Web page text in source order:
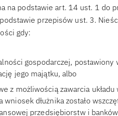
na podstawie art. 14 ust. 1 do
przepisów ust. 3.
gdy:
gospodarczej, postawiony
jego majątku, albo
z możliwością zawarcia
wniosek dłużnika zostało
przedsiębiorstw i